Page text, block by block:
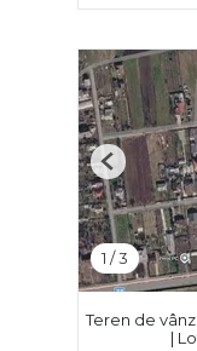
1 /3
Previous
Teren de
|